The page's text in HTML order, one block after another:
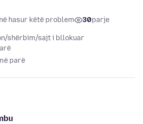
hasur këtë problem 30parje
shërbim/sajt i bllokuar
parë